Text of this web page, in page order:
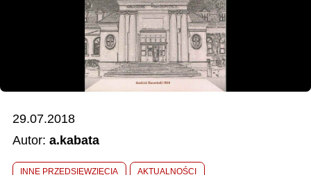
DOKUMENTY
RELACJE FILMOWE
KONKURSY
29.07.2018
Autor: a.kabata
INNE PRZEDSIĘWZIĘCIA AKTUALNOŚCI